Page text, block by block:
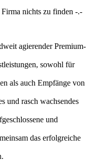
nichts zu finden -.-
agierender Premium-
sowohl für
als auch Empfänge von
und rasch wachsendes
und
das erfolgreiche